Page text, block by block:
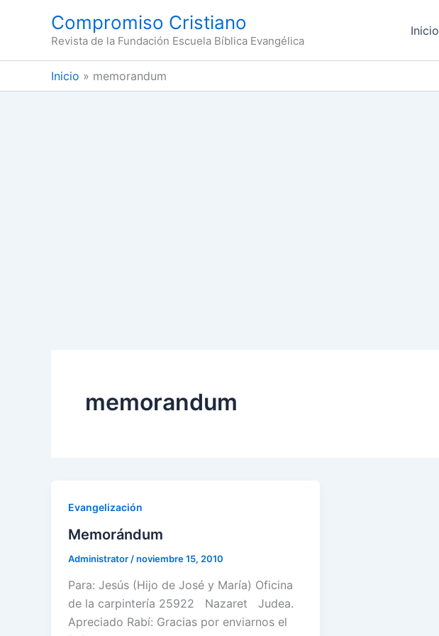
contenido
Compromiso Cristiano
Revista de la Fundación Escuela Bíblica Evangélica
Inicio
Inicio memorandum
memorandum
Evangelización
Memorándum
Administrator /noviembre 15, 2010
Para: Jesús (Hijo de José y María) Oficina
de la carpintería 25922 Nazaret Judea.
Apreciado Rabí: Gracias por enviarnos el